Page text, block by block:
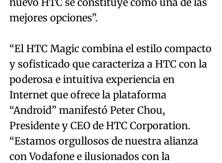
mejores opciones”.
“El HTC Magic combina el estilo compacto
y sofisticado que caracteriza a HTC con la
poderosa e intuitiva experiencia en
Internet que ofrece la plataforma
“Android” manifestó Peter Chou,
Presidente y CEO de HTC Corporation.
“Estamos orgullosos de nuestra alianza
con Vodafone e ilusionados con la